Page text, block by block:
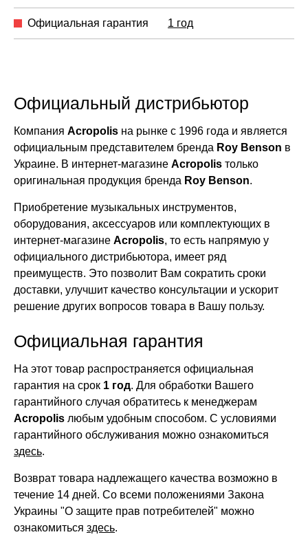
Официальная гарантия 1 год
Официальный дистрибьютор
Компания Acropolis на рынке с 1996 года и является
официальным представителем бренда Roy Benson в
Украине. В интернет-магазине Acropolis только
оригинальная продукция бренда Roy Benson.
Приобретение музыкальных инструментов,
оборудования, аксессуаров или комплектующих в
интернет-магазине Acropolis, то есть напрямую у
официального дистрибьютора, имеет ряд
преимуществ. Это позволит Вам сократить сроки
доставки, улучшит качество консультации и ускорит
решение других вопросов товара в Вашу пользу.
Официальная гарантия
На этот товар распространяется официальная
гарантия на срок 1 год. Для обработки Вашего
гарантийного случая обратитесь к менеджерам
Acropolis любым удобным способом. С условиями
гарантийного обслуживания можно ознакомиться
здесь.
Возврат товара надлежащего качества возможно в
течение 14 дней. Со всеми положениями Закона
Украины "О защите прав потребителей" можно
ознакомиться здесь.